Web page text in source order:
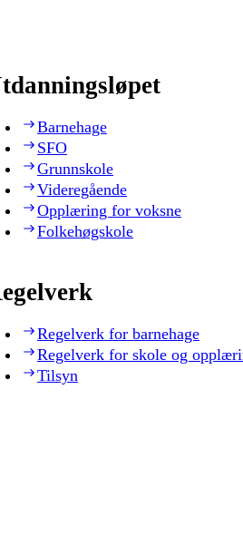
Barnehage
SFO
Grunnskole
Videregående
Opplæring for voksne
Folkehøgskole
Regelverk for barnehage
Regelverk for skole og
Tilsyn